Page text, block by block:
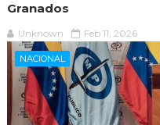
Granados
Unknown Feb 11, 2026
NACIONAL